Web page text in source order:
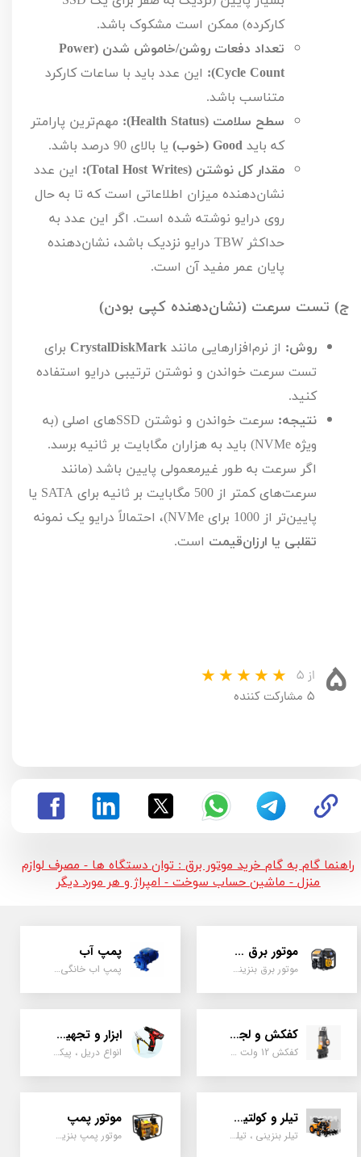
کارکرده) ممکن است مشکوک باشد.
تعداد دفعات روشن/خاموش شدن (Power
Cycle Count
): این عدد باید با ساعات کارکرد
متناسب باشد.
سطح سلامت (Health Status
): مهم‌ترین پارامتر
که باید Good (خوب) یا بالای 90 درصد باشد.
مقدار کل نوشتن (Total Host Writes
): این عدد
نشان‌دهنده میزان اطلاعاتی است که تا به حال
روی درایو نوشته شده است. اگر این عدد به
حداکثر TBW درایو نزدیک باشد، نشان‌دهنده
پایان عمر مفید آن است.
ج) تست سرعت (نشان‌دهنده کپی بودن)
روش: از نرم‌افزارهایی مانند CrystalDiskMark برای
تست سرعت خواندن و نوشتن ترتیبی درایو استفاده
کنید.
نتیجه: سرعت خواندن و نوشتن SSDهای اصلی (به
ویژه NVMe) باید به هزاران مگابایت بر ثانیه برسد.
اگر سرعت به طور غیرمعمولی پایین باشد (مانند
سرعت‌های کمتر از 500 مگابایت بر ثانیه برای SATA یا
پایین‌تر از 1000 برای NVMe)، احتمالاً درایو یک نمونه
تقلبی یا ارزان‌قیمت است.
۵
از ۵
۵ مشارکت کننده
راهنما گام به گام خرید موتور برق : توان دستگاه ها - مصرف لوازم
منزل - ماشین حساب سوخت - امپراژ و هر مورد دیگر
موتور برق و ژنراتور
موتور برق بنزینی، دیزلی ، گازی ، سه گانه سوز
پمپ آب
پمپ اب خانگی، بشقابی ، جتی ، دو پروانه کشاورزی
کفکش و لجن کش
کفکش 12 ولت ، 220 ولت ، یک اینچ به بالا لجن کش کاتردار، لجن کش چدنی
ابزار و تجهیزات
انواع دریل ، پیکور، ابزارالات، سیل مکانیکی، قطعات پمپ
تیلر و کولتیواتور
تیلر بنزینی ، تیلر دیزل، تیلر چهار چرخ، تیلر مزرعه و کشاورزی
موتور پمپ
موتور پمپ بنزینی، دیزلی، نفتی ، یک اینچ به بالا